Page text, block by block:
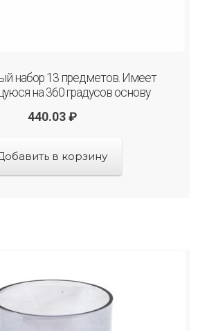
набор 13 предметов. Имеет
на 360 градусов основу
440.03 ₽
в корзину